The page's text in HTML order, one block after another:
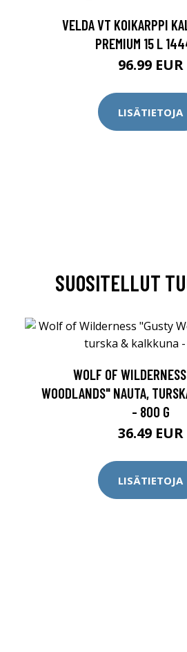
VELDA VT KOIKARPPI
PREMIUM 15 L
96.99 EUR
LISÄTIETOJA
SUOSITELLUT
WOLF OF
WOODLANDS" NAUTA,
- 800 G
36.49 EUR
LISÄTIETOJA